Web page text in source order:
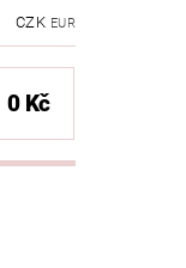
CZK EUR
0 Kč